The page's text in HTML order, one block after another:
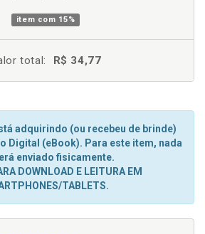
item com 15%
total: R$ 34,77
adquirindo (ou recebeu de brinde)
Digital (eBook). Para este item, nada
enviado fisicamente.
DOWNLOAD E LEITURA EM
TABLETS.